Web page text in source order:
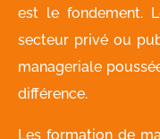
est le fondement.
secteur privé ou
manageriale
différence.
Les formation de